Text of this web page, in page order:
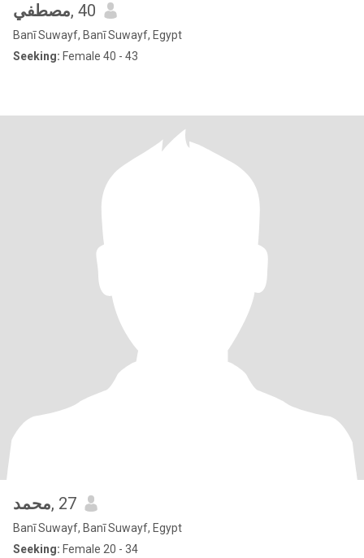
مصطفي, 40
Banī Suwayf, Banī Suwayf, Egypt
Seeking: Female 40 - 43
محمد, 27
Banī Suwayf, Banī Suwayf, Egypt
Seeking: Female 20 - 34